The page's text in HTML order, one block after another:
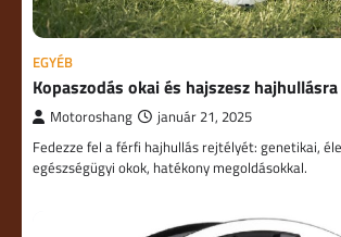
EGYÉB
Kopaszodás okai és hajszesz hajhullásra
Motoroshang január 21, 2025
Fedezze fel a férfi hajhullás rejtélyét: genetikai,
egészségügyi okok, hatékony megoldásokkal.